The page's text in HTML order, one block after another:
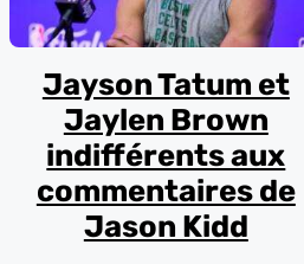
Jayson Tatum et
Jaylen Brown
indifférents aux
commentaires de
Jason Kidd